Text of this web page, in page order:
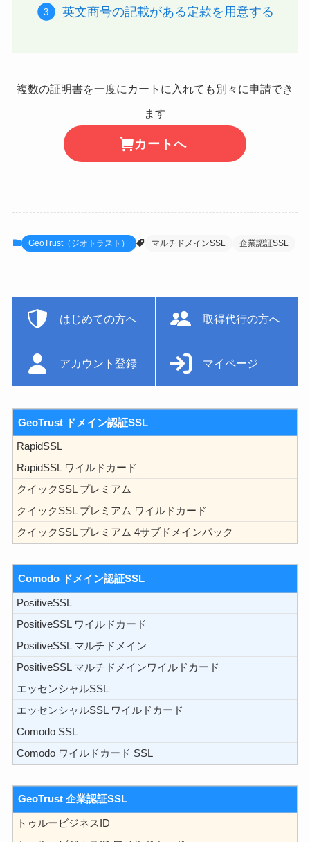
英文商号の記載がある定款を用意する
複数の証明書を一度にカートに入れても別々に申請でき
ます
カートへ
GeoTrust（ジオトラスト） マルチドメインSSL 企業認証SSL
はじめての方へ 取得代行の方へ
アカウント登録 マイページ
GeoTrust ドメイン認証SSL
RapidSSL
RapidSSL ワイルドカード
クイックSSL プレミアム
クイックSSL プレミアム ワイルドカード
クイックSSL プレミアム 4サブドメインパック
Comodo ドメイン認証SSL
PositiveSSL
PositiveSSL ワイルドカード
PositiveSSL マルチドメイン
PositiveSSL マルチドメインワイルドカード
エッセンシャルSSL
エッセンシャルSSL ワイルドカード
Comodo SSL
Comodo ワイルドカード SSL
GeoTrust 企業認証SSL
トゥルービジネスID